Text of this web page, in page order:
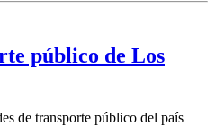
público de Los
de transporte público del país